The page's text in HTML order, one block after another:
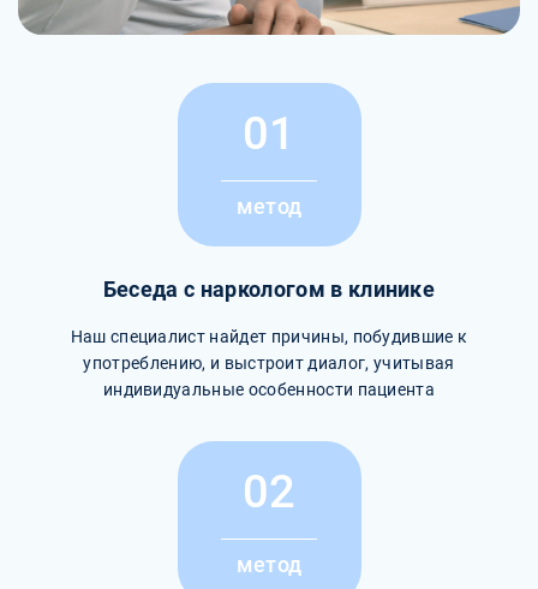
01
метод
Беседа с наркологом в клинике
Наш специалист найдет причины, побудившие к
употреблению, и выстроит диалог, учитывая
индивидуальные особенности пациента
02
метод